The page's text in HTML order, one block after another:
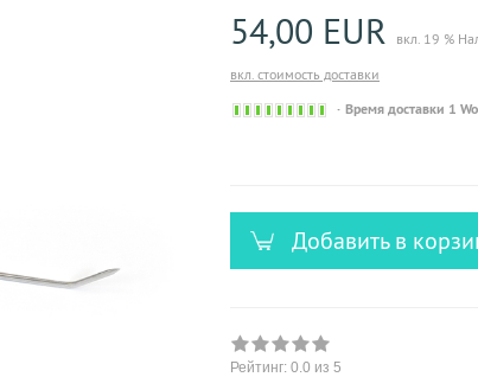
54,00 EUR
вкл. 19 %
вкл. стоимость доставки
Sofort
Время доставки 1
Добавить в
Рейтинг: 0.0 из 5